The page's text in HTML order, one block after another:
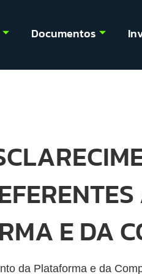
Documentos
E DA
da Plataforma e da